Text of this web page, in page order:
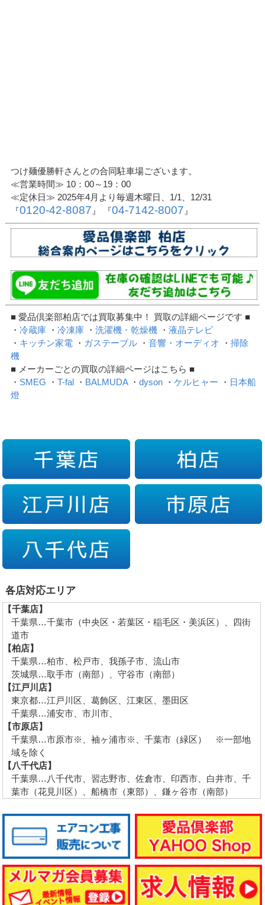
つけ麺優勝軒さんとの合同駐車場ございます。
≪営業時間≫ 10：00～19：00
≪定休日≫ 2025年4月より毎週木曜日、1/1、12/31
『0120-42-8087 』 『04-7142-8007 』
■ 愛品倶楽部柏店では買取募集中！ 買取の詳細ページです ■
・冷蔵庫 ・冷凍庫 ・洗濯機・乾燥機 ・液晶テレビ
・ キッチン家電 ・ ガステーブル ・音響・オーディオ ・掃除
機
■ メーカーごとの買取の詳細ページはこちら ■
・ SMEG ・T-fal ・ BALMUDA・dyson ・ケルヒャー ・ 日本船
燈
各店対応エリア
【千葉店】
千葉県…千葉市（中央区・若葉区・稲毛区・美浜区）、四街
道市
【柏店】
千葉県…柏市、松戸市、我孫子市、流山市
茨城県…取手市（南部）、守谷市（南部）
【江戸川店】
東京都…江戸川区、葛飾区、江東区、墨田区
千葉県…浦安市、市川市、
【市原店】
千葉県…市原市※、袖ヶ浦市※、千葉市（緑区） ※一部地
域を除く
【八千代店】
千葉県…八千代市、習志野市、佐倉市、印西市、白井市、千
葉市（花見川区）、船橋市（東部）、鎌ヶ谷市（南部）